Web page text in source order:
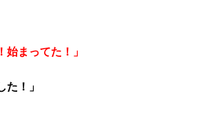
始まってた！」
た！」